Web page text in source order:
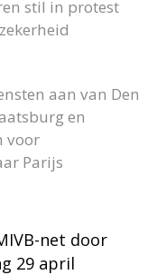
stil in protest
aan van Den
en
voor
Parijs
net door
29 april